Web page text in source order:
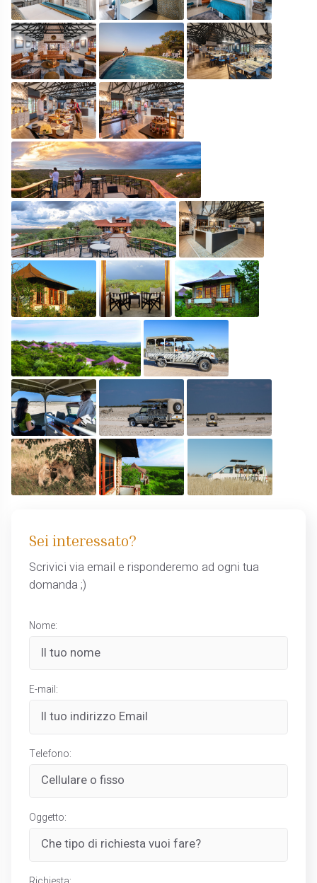
Sei interessato?
Scrivici via email e risponderemo ad ogni tua
domanda ;)
Nome:
E-mail:
Telefono:
Oggetto: